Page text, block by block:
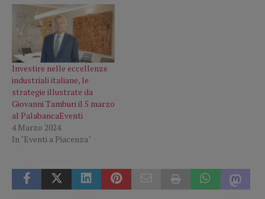
Investire nelle eccellenze
industriali italiane, le
strategie illustrate da
Giovanni Tamburi il 5 marzo
al PalabancaEventi
4 Marzo 2024
In "Eventi a Piacenza"